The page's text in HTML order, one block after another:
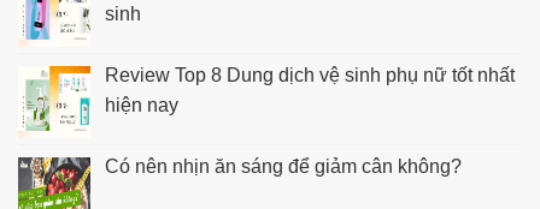
sinh
Review Top 8 Dung dịch vệ sinh phụ nữ tốt nhất
hiện nay
Có nên nhịn ăn sáng để giảm cân không?